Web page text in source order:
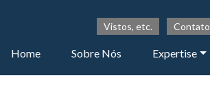
Vistos, etc. Contato
Home Sobre Nós Expertise